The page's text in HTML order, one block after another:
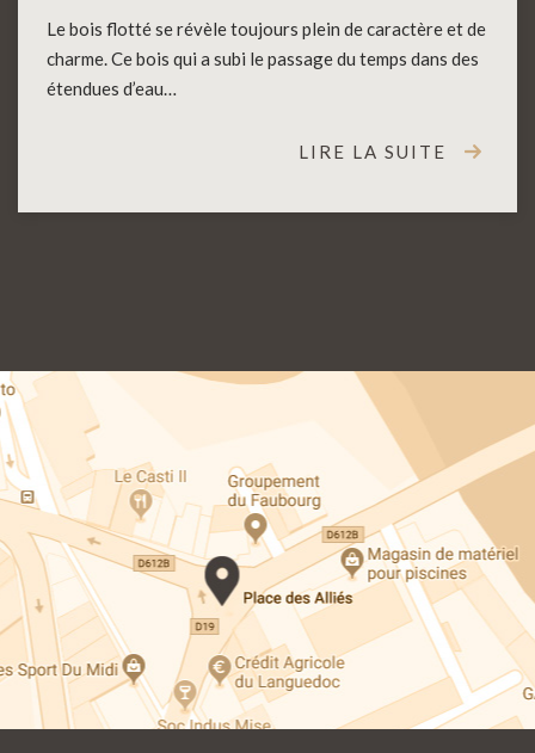
Le bois flotté se révèle toujours plein de caractère et de
charme. Ce bois qui a subi le passage du temps dans des
étendues d’eau…
LIRE LA SUITE